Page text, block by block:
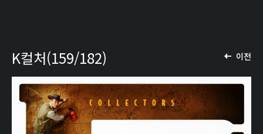
이전
K컬처(159/182)